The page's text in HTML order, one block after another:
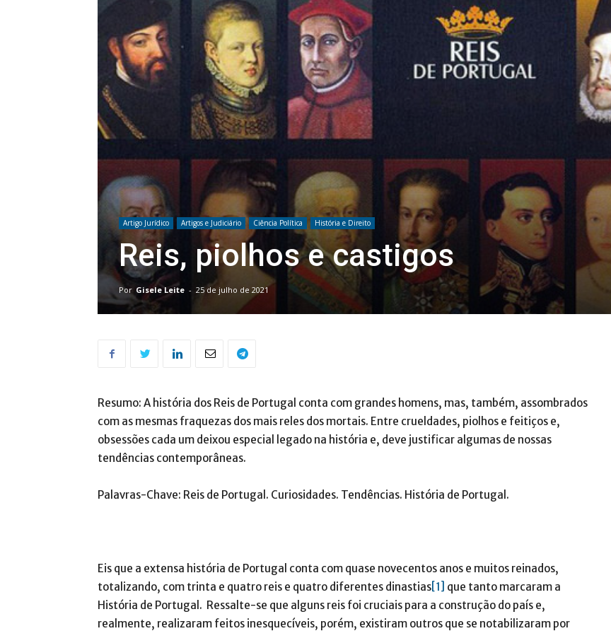
Artigo Jurídico Artigos e Judiciário Ciência Política História e Direito
Reis, piolhos e castigos
Por Gisele Leite - 25 de julho de 2021
Resumo: A história dos Reis de Portugal conta com grandes homens, mas, também, assombrados
com as mesmas fraquezas dos mais reles dos mortais. Entre crueldades, piolhos e feitiços e,
obsessões cada um deixou especial legado na história e, deve justificar algumas de nossas
tendências contemporâneas.
Palavras-Chave: Reis de Portugal. Curiosidades. Tendências. História de Portugal.
Eis que a extensa história de Portugal conta com quase novecentos anos e muitos reinados,
totalizando, com trinta e quatro reis e quatro diferentes dinastias[1] que tanto marcaram a
História de Portugal. Ressalte-se que alguns reis foi cruciais para a construção do país e,
realmente, realizaram feitos inesquecíveis, porém, existiram outros que se notabilizaram por